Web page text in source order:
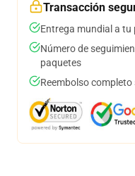
Transacción
Entrega mundial a tu
Número de
paquetes
Reembolso